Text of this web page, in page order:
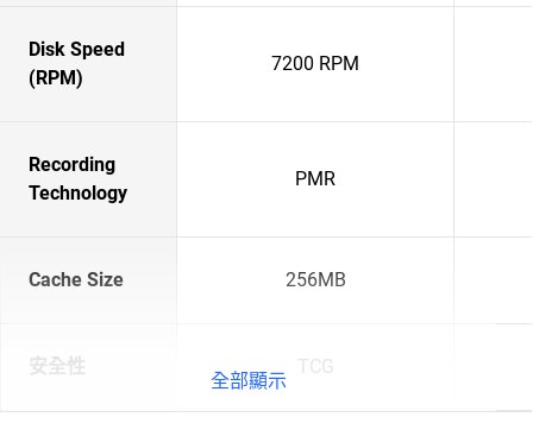
Disk Speed
(RPM)
7200 RPM
Recording
Technology
PMR
Cache Size 256MB
安全性 TCG
全部顯示